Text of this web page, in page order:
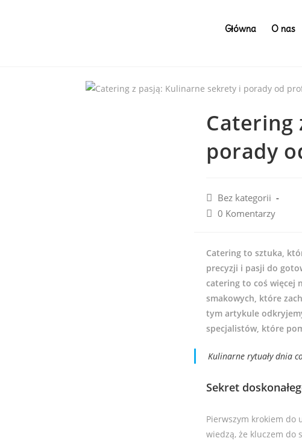
Główna O nas
Catering
porady
Bez kategorii
0 Komentarzy
Catering to sztuka,
precyzji i pasji do
catering to coś więcej
smakowych, które
tym artykule
specjalistów, które
Kulinarne rytuały dnia
Sekret
Pierwszym krokiem do
wiedzą, że kluczem do